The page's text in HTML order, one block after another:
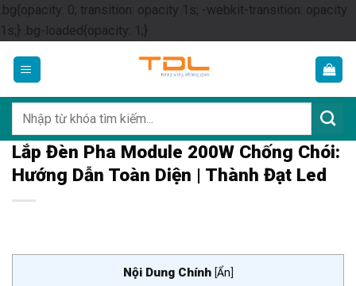
.bg{opacity: 0; transition: opacity 1s; -webkit-transition: opacity
1s;} .bg-loaded{opacity: 1;}Skip
content
kiếm:
Lắp Đèn Pha Module 200W Chống Chói:
Hướng Dẫn Toàn Diện | Thành Đạt Led
Nội Dung Chính [Ẩn]